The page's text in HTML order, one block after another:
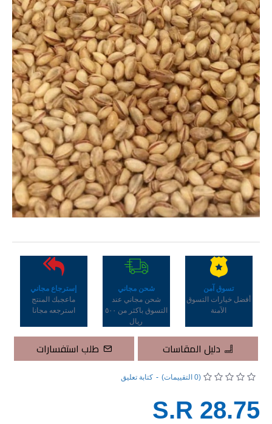
تسوق آمن
أفضل خيارات التسوق
الآمنة
شحن مجاني
شحن مجاني عند
التسوق باكثر من ٥٠٠
ريال
إسترجاع مجاني
ماعجبك المنتج
استرجعه مجانا
دليل المقاسات طلب استفسارات
(0 التقييمات) - كتابة تعليق
S.R 28.75